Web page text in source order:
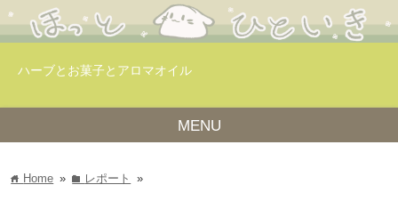
ハーブとお菓子とアロマオイル
MENU
home Home » folder レポート »